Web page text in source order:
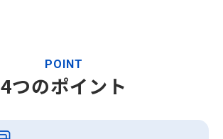
POINT
4つのポイント